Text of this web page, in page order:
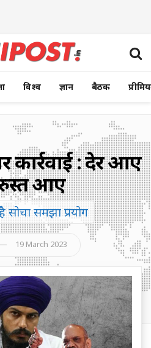
विश्व ज्ञान बैठक
कार्रवाई : देर आए
आए
सोचा समझा प्रयोग
19 March 2023